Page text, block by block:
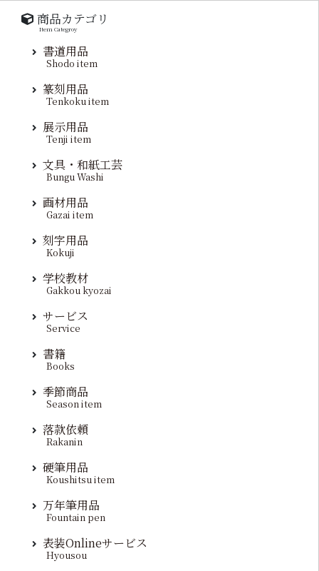
商品カテゴリ
Item Categroy
書道用品
Shodo item
篆刻用品
Tenkoku item
展示用品
Tenji item
文具・和紙工芸
Bungu Washi
画材用品
Gazai item
刻字用品
Kokuji
学校教材
Gakkou kyozai
サービス
Service
書籍
Books
季節商品
Season item
落款依頼
Rakanin
硬筆用品
Koushitsu item
万年筆用品
Fountain pen
表装Onlineサービス
Hyousou